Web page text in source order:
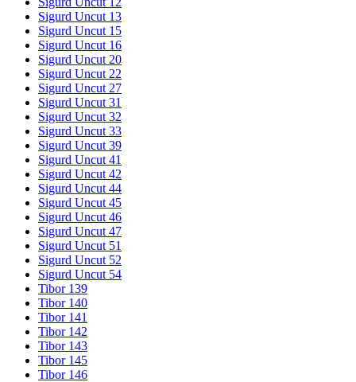
Sigurd Uncut 13
Sigurd Uncut 15
Sigurd Uncut 16
Sigurd Uncut 20
Sigurd Uncut 22
Sigurd Uncut 27
Sigurd Uncut 31
Sigurd Uncut 32
Sigurd Uncut 33
Sigurd Uncut 39
Sigurd Uncut 41
Sigurd Uncut 42
Sigurd Uncut 44
Sigurd Uncut 45
Sigurd Uncut 46
Sigurd Uncut 47
Sigurd Uncut 51
Sigurd Uncut 52
Sigurd Uncut 54
Tibor 139
Tibor 140
Tibor 141
Tibor 142
Tibor 143
Tibor 145
Tibor 146